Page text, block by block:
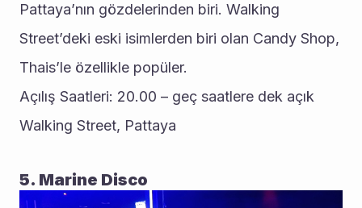
Pattaya’nın gözdelerinden biri. Walking
Street’deki eski isimlerden biri olan Candy Shop,
Thais’le özellikle popüler.
Açılış Saatleri: 20.00 – geç saatlere dek açık
Walking Street, Pattaya
5. Marine Disco